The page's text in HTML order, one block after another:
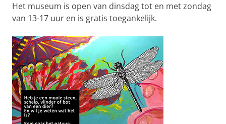
Het museum is open van dinsdag tot en met zondag
van 13-17 uur en is gratis toegankelijk.